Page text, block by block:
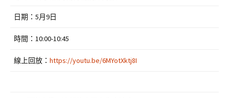
日期：5月9日
時間：10:00-10:45
線上回放： https://youtu.be/6MYotXktj8I